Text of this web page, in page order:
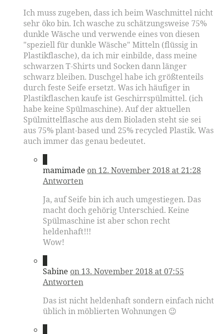
Ich muss zugeben, dass ich beim Waschmittel nicht
sehr öko bin. Ich wasche zu schätzungsweise 75%
dunkle Wäsche und verwende eines von diesen
"speziell für dunkle Wäsche" Mitteln (flüssig in
Plastikflasche), da ich mir einbilde, dass meine
schwarzen T-Shirts und Socken dann länger
schwarz bleiben. Duschgel habe ich größtenteils
durch feste Seife ersetzt. Was ich häufiger in
Plastikflaschen kaufe ist Geschirrspülmittel. (ich
habe keine Spülmaschine). Auf der aktuellen
Spülmittelflasche aus dem Bioladen steht sie sei
aus 75% plant-based und 25% recycled Plastik. Was
auch immer das genau bedeutet.
mamimade on 12. November 2018 at 21:28
Antworten
Ja, auf Seife bin ich auch umgestiegen. Das
macht doch gehörig Unterschied. Keine
Spülmaschine ist aber schon recht
heldenhaft!!!
Wow!
Sabine on 13. November 2018 at 07:55
Antworten
Das ist nicht heldenhaft sondern einfach nicht
üblich in möblierten Wohnungen 😉